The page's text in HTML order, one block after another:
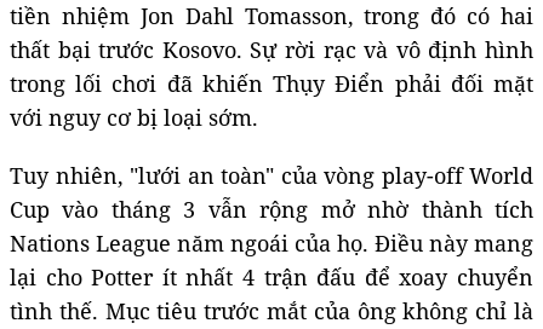
tiền nhiệm Jon Dahl Tomasson, trong đó có hai
thất bại trước Kosovo. Sự rời rạc và vô định hình
trong lối chơi đã khiến Thụy Điển phải đối mặt
với nguy cơ bị loại sớm.
Tuy nhiên, "lưới an toàn" của vòng play-off World
Cup vào tháng 3 vẫn rộng mở nhờ thành tích
Nations League năm ngoái của họ. Điều này mang
lại cho Potter ít nhất 4 trận đấu để xoay chuyển
tình thế. Mục tiêu trước mắt của ông không chỉ là